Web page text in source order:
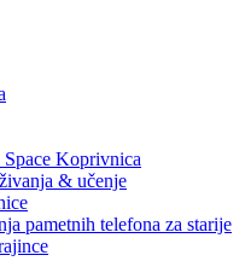
Koprivnica
& učenje
pametnih telefona za starije